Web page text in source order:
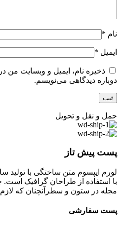
نام *
ایمیل *
ذخیره نام، ایمیل و وبسایت من
دوباره دیدگاهی می‌نویسم.
حمل و نقل و تحویل
پست پیش تاز
لورم ایپسوم متن ساختگی با تولید
با استفاده از طراحان گرافیک است.
مجله در ستون و سطرآنچنان که
پست سفارشی